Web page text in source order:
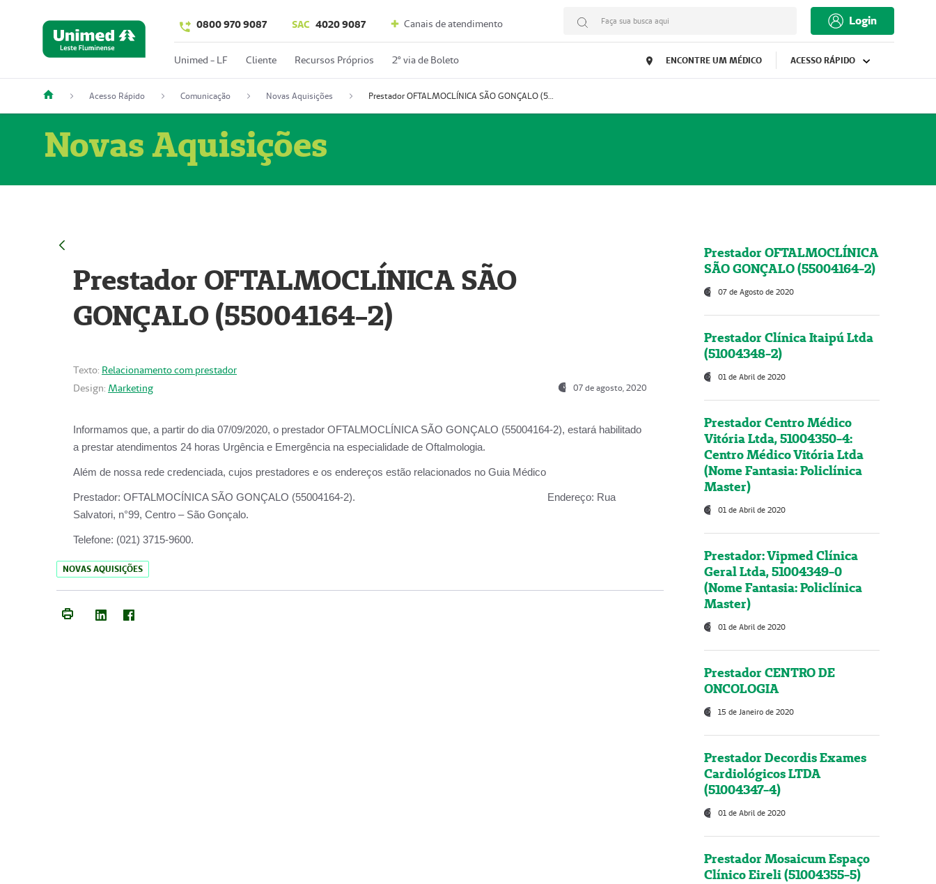
0800 970 9087 SAC 4020 9087 Canais de atendimento Faça sua busca aqui Login
Unimed - LF Cliente Recursos Próprios 2º via de Boleto ENCONTRE UM MÉDICO ACESSO RÁPIDO
Acesso Rápido Comunicação Novas Aquisições Prestador OFTALMOCLÍNICA SÃO GONÇALO (55004164-2)
Novas Aquisições
Prestador OFTALMOCLÍNICA SÃO
GONÇALO (55004164-2)
Texto: Relacionamento com prestador
Design: Marketing 07 de agosto, 2020
Informamos que, a partir do dia 07/09/2020, o prestador OFTALMOCLÍNICA SÃO GONÇALO (55004164-2), estará habilitado
a prestar atendimentos 24 horas Urgência e Emergência na especialidade de Oftalmologia.
Além de nossa rede credenciada, cujos prestadores e os endereços estão relacionados no Guia Médico
Prestador: OFTALMOCÍNICA SÃO GONÇALO (55004164-2). Endereço: Rua
Salvatori, n°99, Centro – São Gonçalo.
Telefone: (021) 3715-9600.
NOVAS AQUISIÇÕES
Prestador OFTALMOCLÍNICA
SÃO GONÇALO (55004164-2)
07 de Agosto de 2020
Prestador Clínica Itaipú Ltda
(51004348-2)
01 de Abril de 2020
Prestador Centro Médico
Vitória Ltda, 51004350-4:
Centro Médico Vitória Ltda
(Nome Fantasia: Policlínica
Master)
01 de Abril de 2020
Prestador: Vipmed Clínica
Geral Ltda, 51004349-0
(Nome Fantasia: Policlínica
Master)
01 de Abril de 2020
Prestador CENTRO DE
ONCOLOGIA
15 de Janeiro de 2020
Prestador Decordis Exames
Cardiológicos LTDA
(51004347-4)
01 de Abril de 2020
Prestador Mosaicum Espaço
Clínico Eireli (51004355-5)